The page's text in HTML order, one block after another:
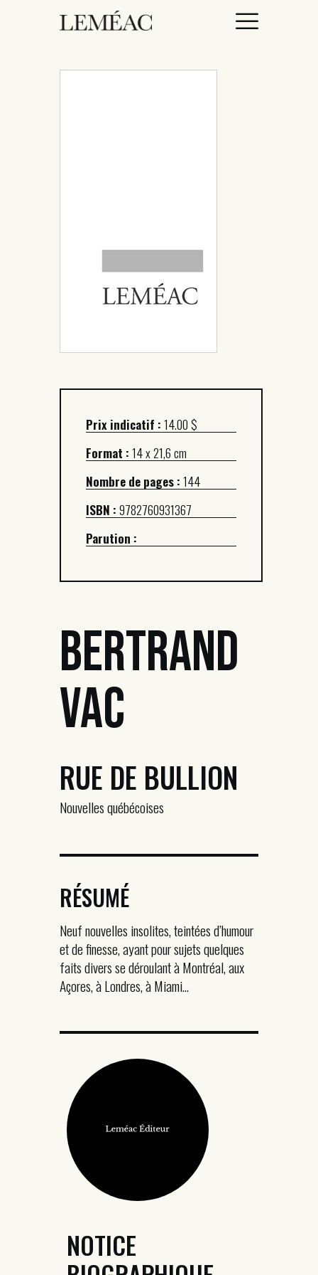
À PROPOS
Prix indicatif :14.00 $
Format :14 x 21,6 cm
Nombre de pages :144
ISBN :9782760931367
Parution :
Bertrand
Vac
RUE DE BULLION
Nouvelles québécoises
RÉSUMÉ
Neuf nouvelles insolites, teintées d’humour
et de finesse, ayant pour sujets quelques
faits divers se déroulant à Montréal, aux
Açores, à Londres, à Miami…
NOTICE